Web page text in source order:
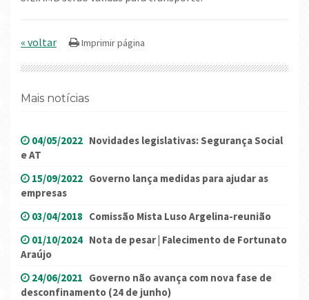
« voltar
Mais notícias
04/05/2022 Novidades legislativas: Segurança Social
e AT
15/09/2022 Governo lança medidas para ajudar as
empresas
03/04/2018 Comissão Mista Luso Argelina-reunião
01/10/2024 Nota de pesar | Falecimento de Fortunato
Araújo
24/06/2021 Governo não avança com nova fase de
desconfinamento (24 de junho)